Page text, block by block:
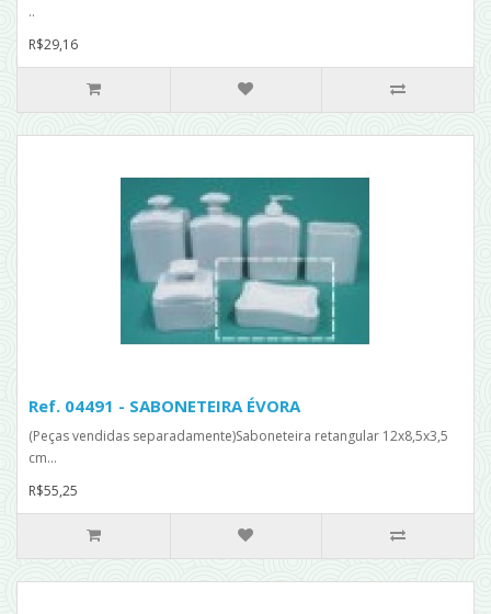
..
R$29,16
Ref. 04491 - SABONETEIRA ÉVORA
(Peças vendidas separadamente)Saboneteira retangular 12x8,5x3,5
cm...
R$55,25